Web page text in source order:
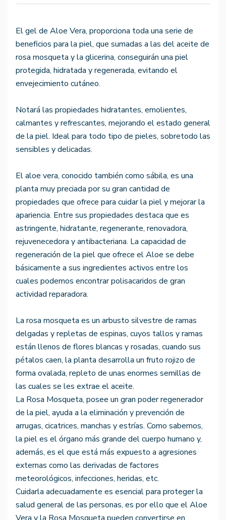
El gel de Aloe Vera, proporciona toda una serie de
beneficios para la piel, que sumadas a las del aceite de
rosa mosqueta y la glicerina, conseguirán una piel
protegida, hidratada y regenerada, evitando el
envejecimiento cutáneo.
Notará las propiedades hidratantes, emolientes,
calmantes y refrescantes, mejorando el estado general
de la piel. Ideal para todo tipo de pieles, sobretodo las
sensibles y delicadas.
El aloe vera, conocido también como sábila, es una
planta muy preciada por su gran cantidad de
propiedades que ofrece para cuidar la piel y mejorar la
apariencia. Entre sus propiedades destaca que es
astringente, hidratante, regenerante, renovadora,
rejuvenecedora y antibacteriana. La capacidad de
regeneración de la piel que ofrece el Aloe se debe
básicamente a sus ingredientes activos entre los
cuales podemos encontrar polisacaridos de gran
actividad reparadora.
La rosa mosqueta es un arbusto silvestre de ramas
delgadas y repletas de espinas, cuyos tallos y ramas
están llenos de flores blancas y rosadas, cuando sus
pétalos caen, la planta desarrolla un fruto rojizo de
forma ovalada, repleto de unas enormes semillas de
las cuales se les extrae el aceite.
La Rosa Mosqueta, posee un gran poder regenerador
de la piel, ayuda a la eliminación y prevención de
arrugas, cicatrices, manchas y estrías. Como sabemos,
la piel es el órgano más grande del cuerpo humano y,
además, es el que está más expuesto a agresiones
externas como las derivadas de factores
meteorológicos, infecciones, heridas, etc.
Cuidarla adecuadamente es esencial para proteger la
salud general de las personas, es por ello que el Aloe